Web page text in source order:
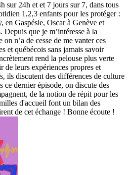
sur 24h et et 7 jours sur 7, dans tous
1,2,3 enfants pour les protéger :
en Gaspésie, Oscar à Genève et
Depuis que je m’intéresse à la
on n’a de cesse de me vanter ces
et québécois sans jamais savoir
rend la pelouse plus verte
de leurs expériences propres et
ils discutent des différences de culture
ce dernier épisode, on discute des
de la notion de répit pour les
d'accueil font un bilan des
de cet échange ! Bonne écoute !